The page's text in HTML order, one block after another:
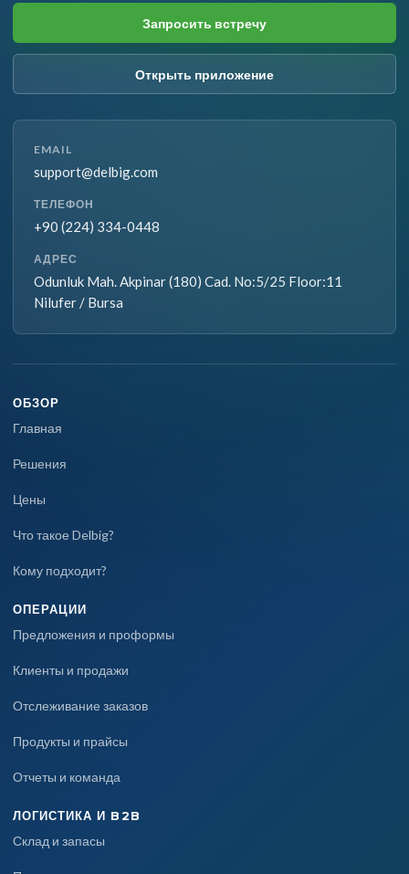
Запросить встречу
Открыть приложение
EMAIL
support@delbig.com
ТЕЛЕФОН
+90 (224) 334-0448
АДРЕС
Odunluk Mah. Akpinar (180) Cad. No:5/25 Floor:11
Nilufer / Bursa
ОБЗОР
Главная
Решения
Цены
Что такое Delbig?
Кому подходит?
ОПЕРАЦИИ
Предложения и проформы
Клиенты и продажи
Отслеживание заказов
Продукты и прайсы
Отчеты и команда
ЛОГИСТИКА И B2B
Склад и запасы